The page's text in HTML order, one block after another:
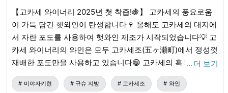
【고카세 와이너리 2025년 첫 착즙!🍇】 고카세의 풍요로움
이 가득 담긴 햇와인이 탄생합니다🍷 올해도 고카세의 대지에
서 자란 포도를 사용하여 햇와인 제조가 시작되었습니다💡 고
카세 와이너리의 와인은 모두 고카세조(五ヶ瀬町)에서 정성껏
재배한 포도만을 사용하고 있습니다😁 고카세의 혹독한 겨울
을 이겨내고 여름 햇볕을 듬뿍 받고 자란 포도는 하나하나가
특별한 맛을 자랑합니다. 이 지역산 포도 100%라는 확고한 고
… 더 보기
미야자키현 규슈 지방 고카세조 와인